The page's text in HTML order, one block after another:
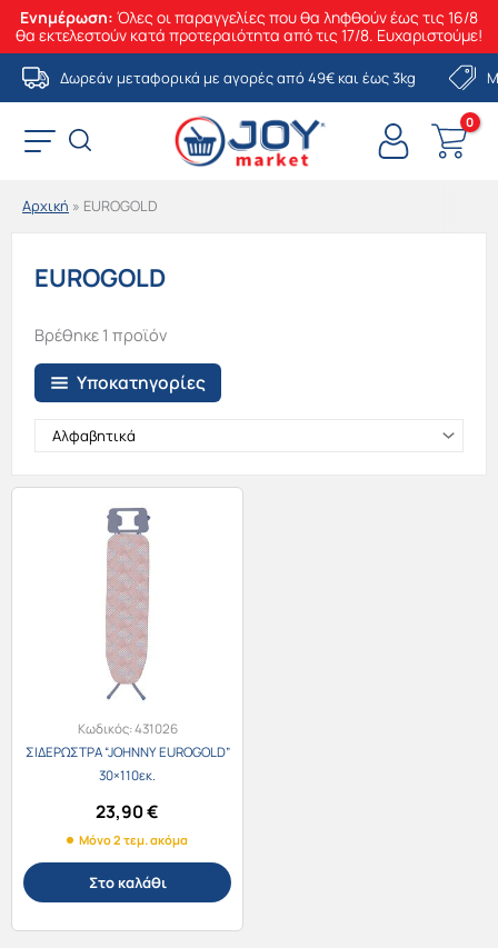
Ενημέρωση: Όλες οι παραγγελίες που θα ληφθούν έως τις 16/8
θα εκτελεστούν κατά προτεραιότητα από τις 17/8. Ευχαριστούμε!
Μετάβαση
στο
περιεχόμενο
Δωρεάν μεταφορικά με αγορές από 49€ και έως 3kg
Αρχική » EUROGOLD
EUROGOLD
Υποκατηγορίες
Βρέθηκε 1 προϊόν
Κωδικός:431026
ΣΙΔΕΡΩΣΤΡΑ “JOHNNY EUROGOLD”
30×110εκ.
23,90€
Μόνο 2 τεμ. ακόμα
Στο καλάθι